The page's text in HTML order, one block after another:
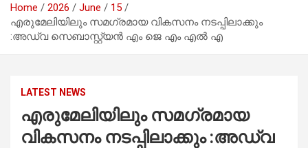
Home 2026 June
15
എരുമേലിയിലും സമഗ്രമായ വികസനം നടപ്പിലാക്കും
:അഡ്വ സെബാസ്റ്റ്യൻ എം ജെ എം എൽ എ
LATEST NEWS
എരുമേലിയിലും സമഗ്രമായ
വികസനം നടപ്പിലാക്കും :അഡ്വ